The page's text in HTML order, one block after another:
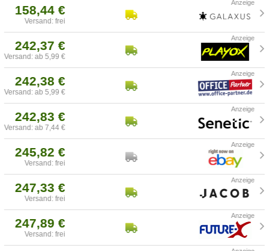
158,44 €
Versand: frei
242,37 €
Versand: ab 5,99 €
242,38 €
Versand: ab 5,99 €
242,83 €
Versand: ab 7,44 €
245,82 €
Versand: frei
247,33 €
Versand: frei
247,89 €
Versand: frei